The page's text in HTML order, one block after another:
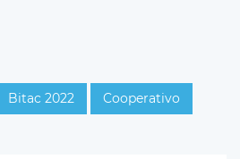
Bitac 2022 Cooperativo